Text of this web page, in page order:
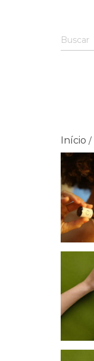
Início /